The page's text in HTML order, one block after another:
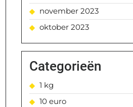
november 2023
oktober 2023
Categorieën
1 kg
10 euro